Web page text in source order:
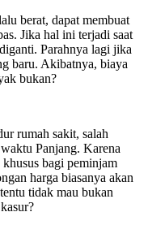
berat, dapat membuat
Jika hal ini terjadi saat
Parahnya lagi jika
baru. Akibatnya, biaya
bukan?
rumah sakit, salah
Panjang. Karena
bagi peminjam
harga biasanya akan
tidak mau bukan